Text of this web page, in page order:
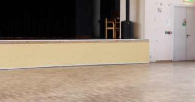
TJÄNSTER OCH ERBJUDANDEN